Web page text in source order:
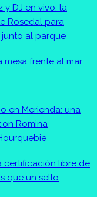
y DJ en vivo: la
Rosedal para
al parque
mesa frente al mar
en Merienda: una
Romina
certificación libre de
que un sello